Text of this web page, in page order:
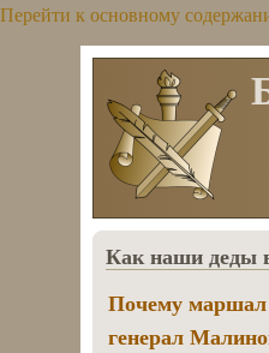
Перейти к основному
Как наши деды
Почему
генерал